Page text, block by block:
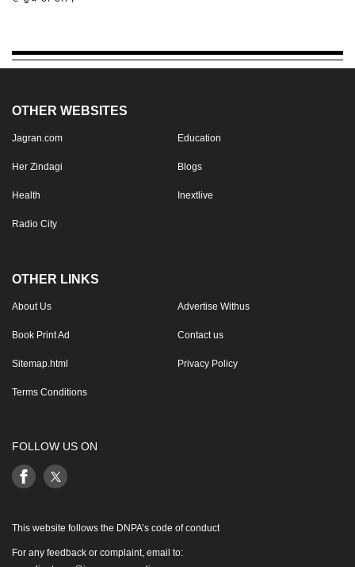
OTHER WEBSITES
Jagran.com Education
Her Zindagi Blogs
Health Inextlive
Radio City
OTHER LINKS
About Us Advertise Withus
Book Print Ad Contact us
Sitemap.html Privacy Policy
Terms Conditions
FOLLOW US ON
This website follows the DNPA’s code of conduct
For any feedback or complaint, email to: